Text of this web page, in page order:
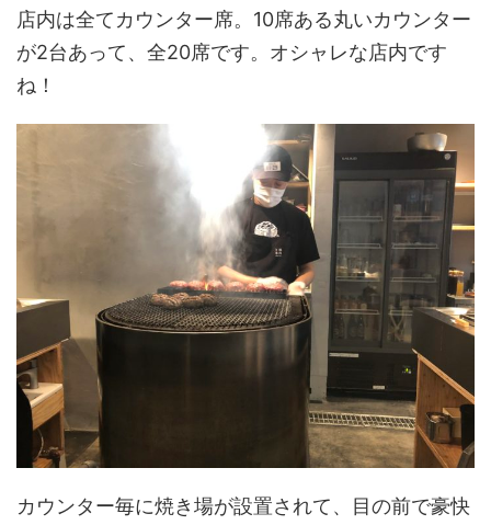
店内は全てカウンター席。10席ある丸いカウンター
が2台あって、全20席です。オシャレな店内です
ね！
カウンター毎に焼き場が設置されて、目の前で豪快